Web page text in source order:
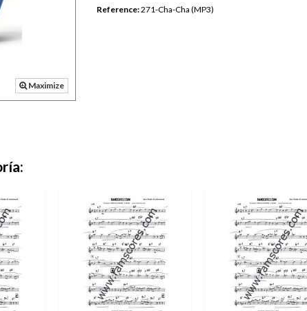
Maximize
Reference:271-Cha-Cha (MP3)